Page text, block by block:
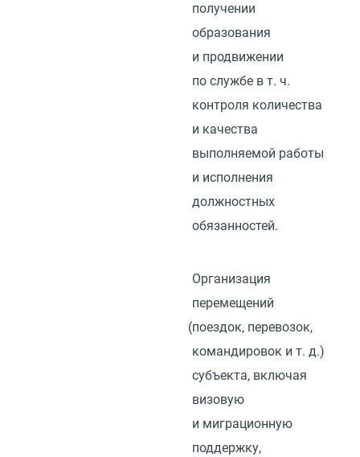
получении
образования
и продвижении
по службе в т. ч.
контроля количества
и качества
выполняемой работы
и исполнения
должностных
обязанностей.
Организация
перемещений
(поездок, перевозок,
командировок и т. д.)
субъекта, включая
визовую
и миграционную
поддержку,